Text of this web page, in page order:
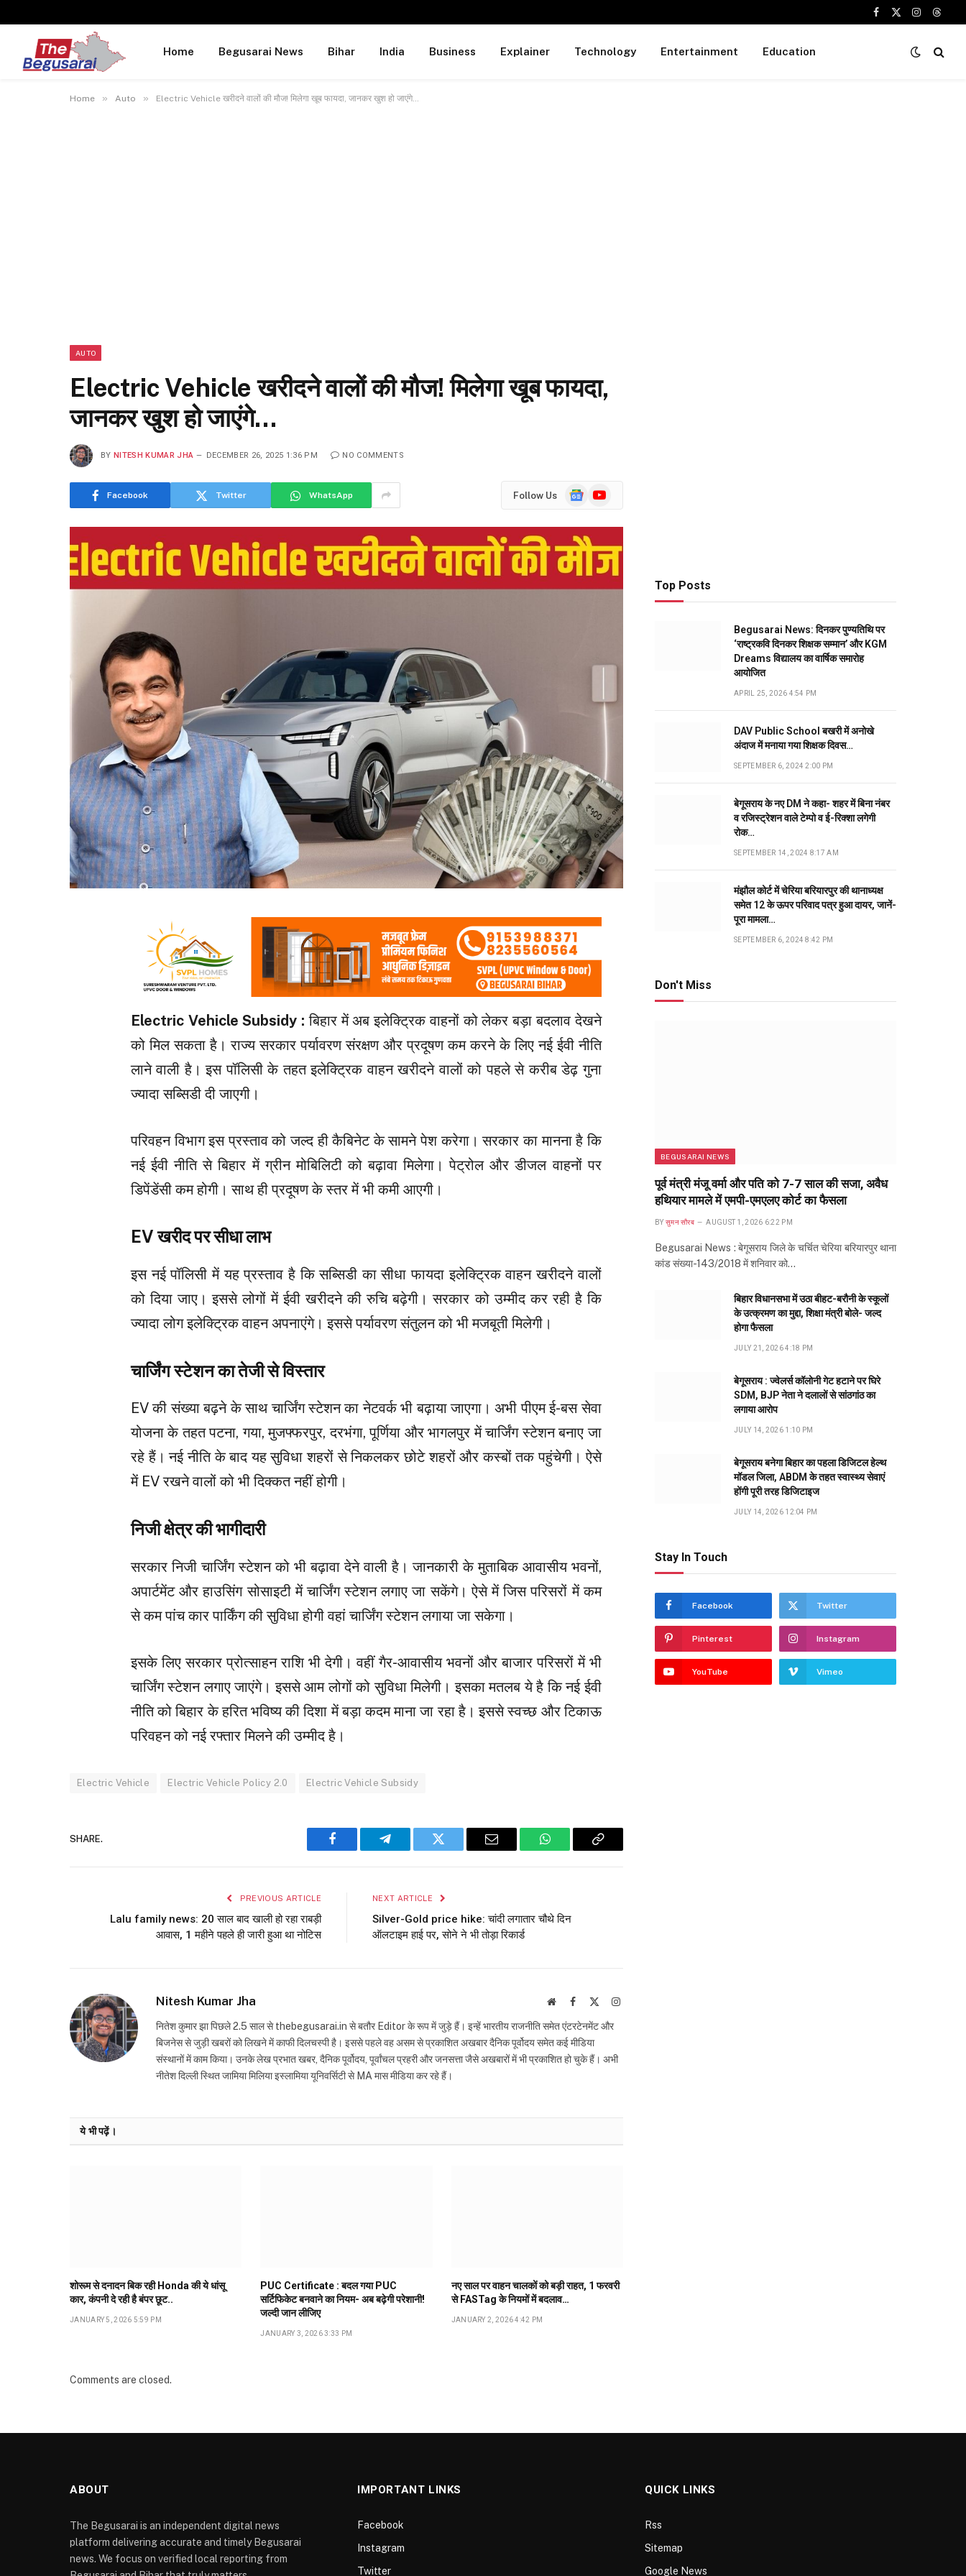
Facebook
X
Instagram
Home Begusarai News Bihar India Business Explainer Technology Entertainment Education
Home » Auto » Electric Vehicle खरीदने वालों की मौज! मिलेगा खूब फायदा, जानकर खुश हो जाएंगे…
AUTO
Electric Vehicle खरीदने वालों की मौज! मिलेगा खूब फायदा,
जानकर खुश हो जाएंगे…
BY NITESH KUMAR JHA DECEMBER 26, 2025 1:36 PM NO COMMENTS
Facebook Twitter WhatsApp Follow Us
GoogleYouTube
Electric Vehicle Subsidy :बिहार में अब इलेक्ट्रिक वाहनों को लेकर बड़ा बदलाव देखने
को मिल सकता है। राज्य सरकार पर्यावरण संरक्षण और प्रदूषण कम करने के लिए नई ईवी नीति
लाने वाली है। इस पॉलिसी के तहत इलेक्ट्रिक वाहन खरीदने वालों को पहले से करीब डेढ़ गुना
ज्यादा सब्सिडी दी जाएगी।
परिवहन विभाग इस प्रस्ताव को जल्द ही कैबिनेट के सामने पेश करेगा। सरकार का मानना है कि
नई ईवी नीति से बिहार में ग्रीन मोबिलिटी को बढ़ावा मिलेगा। पेट्रोल और डीजल वाहनों पर
डिपेंडेंसी कम होगी। साथ ही प्रदूषण के स्तर में भी कमी आएगी।
EV खरीद पर सीधा लाभ
इस नई पॉलिसी में यह प्रस्ताव है कि सब्सिडी का सीधा फायदा इलेक्ट्रिक वाहन खरीदने वालों
को दिया जाए। इससे लोगों में ईवी खरीदने की रुचि बढ़ेगी। सरकार को उम्मीद कर रही है कि
ज्यादा लोग इलेक्ट्रिक वाहन अपनाएंगे। इससे पर्यावरण संतुलन को भी मजबूती मिलेगी।
चार्जिंग स्टेशन का तेजी से विस्तार
EV की संख्या बढ़ने के साथ चार्जिंग स्टेशन का नेटवर्क भी बढ़ाया जाएगा। अभी पीएम ई-बस सेवा
योजना के तहत पटना, गया, मुजफ्फरपुर, दरभंगा, पूर्णिया और भागलपुर में चार्जिंग स्टेशन बनाए जा
रहे हैं। नई नीति के बाद यह सुविधा शहरों से निकलकर छोटे शहरों और कस्बों तक पहुंचेगी। ऐसे
में EV रखने वालों को भी दिक्कत नहीं होगी।
निजी क्षेत्र की भागीदारी
सरकार निजी चार्जिंग स्टेशन को भी बढ़ावा देने वाली है। जानकारी के मुताबिक आवासीय भवनों,
अपार्टमेंट और हाउसिंग सोसाइटी में चार्जिंग स्टेशन लगाए जा सकेंगे। ऐसे में जिस परिसरों में कम
से कम पांच कार पार्किंग की सुविधा होगी वहां चार्जिंग स्टेशन लगाया जा सकेगा।
इसके लिए सरकार प्रोत्साहन राशि भी देगी। वहीं गैर-आवासीय भवनों और बाजार परिसरों में भी
चार्जिंग स्टेशन लगाए जाएंगे। इससे आम लोगों को सुविधा मिलेगी। इसका मतलब ये है कि नई ईवी
नीति को बिहार के हरित भविष्य की दिशा में बड़ा कदम माना जा रहा है। इससे स्वच्छ और टिकाऊ
परिवहन को नई रफ्तार मिलने की उम्मीद है।
Electric Vehicle Electric Vehicle Policy 2.0 Electric Vehicle Subsidy
SHARE.
Facebook Telegram Twitter Email WhatsAppCopy
PREVIOUS ARTICLE
Lalu family news: 20 साल बाद खाली हो रहा राबड़ी
आवास, 1 महीने पहले ही जारी हुआ था नोटिस
NEXT ARTICLE
Silver-Gold price hike: चांदी लगातार चौथे दिन
ऑलटाइम हाई पर, सोने ने भी तोड़ा रिकार्ड
Nitesh Kumar Jha WebsiteFacebook Instagram
नितेश कुमार झा पिछले 2.5 साल से thebegusarai.in से बतौर Editor के रूप में जुड़े हैं। इन्हें भारतीय राजनीति समेत एंटरटेनमेंट और
बिजनेस से जुड़ी खबरों को लिखने में काफी दिलचस्पी है। इससे पहले वह असम से प्रकाशित अखबार दैनिक पूर्वोदय समेत कई मीडिया
संस्थानों में काम किया। उनके लेख प्रभात खबर, दैनिक पूर्वोदय, पूर्वांचल प्रहरी और जनसत्ता जैसे अखबारों में भी प्रकाशित हो चुके हैं। अभी
नीतेश दिल्ली स्थित जामिया मिलिया इस्लामिया यूनिवर्सिटी से MA मास मीडिया कर रहे हैं।
ये भी पढ़ें।
शोरूम से दनादन बिक रही Honda की ये धांसू
कार, कंपनी दे रही है बंपर छूट..
JANUARY 5, 2026 5:59 PM
PUC Certificate : बदल गया PUC
सर्टिफिकेट बनवाने का नियम- अब बढ़ेगी परेशानी!
जल्दी जान लीजिए
JANUARY 3, 2026 3:33 PM
नए साल पर वाहन चालकों को बड़ी राहत, 1 फरवरी
से FASTag के नियमों में बदलाव…
JANUARY 2, 2026 4:42 PM
Comments are closed.
Top Posts
Begusarai News: दिनकर पुण्यतिथि पर
‘राष्ट्रकवि दिनकर शिक्षक सम्मान’ और KGM
Dreams विद्यालय का वार्षिक समारोह
आयोजित
APRIL 25, 2026 4:54 PM
DAV Public School बखरी में अनोखे
अंदाज में मनाया गया शिक्षक दिवस…
SEPTEMBER 6, 2024 2:00 PM
बेगूसराय के नए DM ने कहा- शहर में बिना नंबर
व रजिस्ट्रेशन वाले टेम्पो व ई-रिक्शा लगेगी
रोक…
SEPTEMBER 14, 2024 8:17 AM
मंझौल कोर्ट में चेरिया बरियारपुर की थानाध्यक्ष
समेत 12 के ऊपर परिवाद पत्र हुआ दायर, जानें-
पूरा मामला…
SEPTEMBER 6, 2024 8:42 PM
Don't Miss
BEGUSARAI NEWS
पूर्व मंत्री मंजू वर्मा और पति को 7-7 साल की सजा, अवैध
हथियार मामले में एमपी-एमएलए कोर्ट का फैसला
BY सुमन सौरब AUGUST 1, 2026 6:22 PM
Begusarai News : बेगूसराय जिले के चर्चित चेरिया बरियारपुर थाना
कांड संख्या-143/2018 में शनिवार को…
बिहार विधानसभा में उठा बीहट-बरौनी के स्कूलों
के उत्क्रमण का मुद्दा, शिक्षा मंत्री बोले- जल्द
होगा फैसला
JULY 21, 2026 4:18 PM
बेगूसराय : ज्वेलर्स कॉलोनी गेट हटाने पर घिरे
SDM, BJP नेता ने दलालों से सांठगांठ का
लगाया आरोप
JULY 14, 2026 1:10 PM
बेगूसराय बनेगा बिहार का पहला डिजिटल हेल्थ
मॉडल जिला, ABDM के तहत स्वास्थ्य सेवाएं
होंगी पूरी तरह डिजिटाइज
JULY 14, 2026 12:04 PM
Stay In Touch
Facebook Twitter
Pinterest Instagram
YouTube Vimeo
ABOUT
The Begusarai is an independent digital news
platform delivering accurate and timely Begusarai
news. We focus on verified local reporting from
IMPORTANT LINKS
Facebook
Instagram
Twitter
QUICK LINKS
Rss
Sitemap
Google News